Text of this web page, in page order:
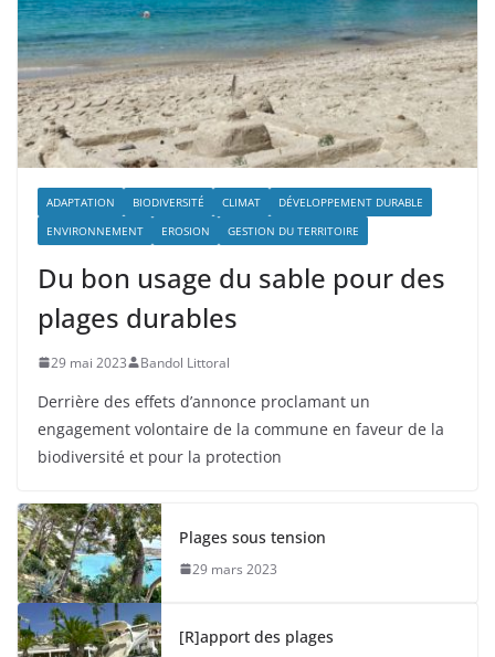
ADAPTATION BIODIVERSITÉ CLIMAT
DÉVELOPPEMENT DURABLE
ENVIRONNEMENT
EROSION GESTION DU TERRITOIRE
Du bon usage du sable pour des
plages durables
29 mai 2023 Bandol Littoral
Derrière des effets d’annonce proclamant un
engagement volontaire de la commune en faveur de la
biodiversité et pour la protection
Plages sous tension
29 mars 2023
[R]apport des plages